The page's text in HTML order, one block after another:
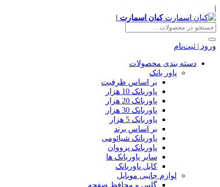
|
کیان اسمارت |
ورود | ثبت‌نام
دسته بندی محصولات
پاور بانک
بر اساس ظرفیت
پاوربانک 10 هزار
پاوربانک 20 هزار
پاوربانک 30 هزار
پاوربانک 5 هزار
بر اساس برند
پاوربانک شیائومی
پاوربانک پرووان
سایر پاوربانک ها
کابل پاوربانک
لوازم جانبی موبایل
گلس و محافظ صفحه